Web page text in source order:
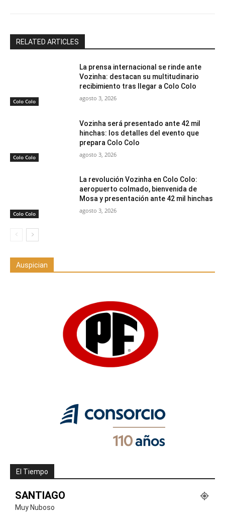
RELATED ARTICLES
Colo Colo
La prensa internacional se rinde ante
Vozinha: destacan su multitudinario
recibimiento tras llegar a Colo Colo
agosto 3, 2026
Colo Colo
Vozinha será presentado ante 42 mil
hinchas: los detalles del evento que
prepara Colo Colo
agosto 3, 2026
Colo Colo
La revolución Vozinha en Colo Colo:
aeropuerto colmado, bienvenida de
Mosa y presentación ante 42 mil hinchas
agosto 3, 2026
Auspician
El Tiempo
SANTIAGO
Muy Nuboso